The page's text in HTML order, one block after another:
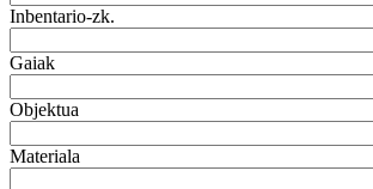
Inbentario-zk.
Gaiak
Objektua
Materiala